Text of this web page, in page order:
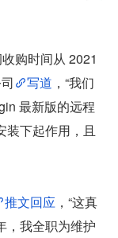
购时间从 2021
写道 ，“我们
最新版的远程
下起作用，且
推文回应 ，“这真
，我全职为维护